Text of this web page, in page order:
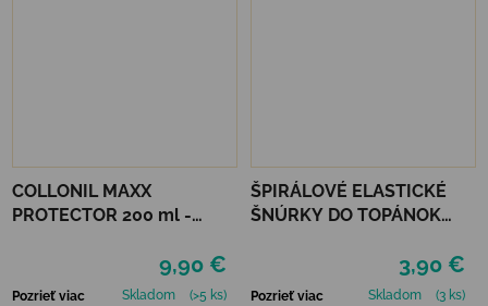
COLLONIL MAXX
PROTECTOR 200 ml -
9,90 €
Pozrieť viac Skladom (>5 ks)
ŠPIRÁLOVÉ ELASTICKÉ
ŠNÚRKY DO TOPÁNOK
3,90 €
Pozrieť viac Skladom (3 ks)